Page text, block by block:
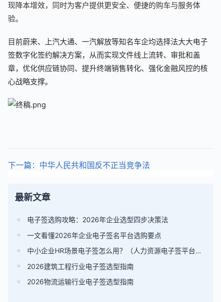
现降本增效，同时为客户提供更安全、便捷的购车与服务体
验。
目前蔚来、上汽大通、一汽解放等知名车企均选择法大大电子
签数字化签约解决方案，从而实现文件线上流转、审批和盖
章，优化供应链协同、提升终端销售转化、强化金融风控的核
心战略支撑。
下一篇：中华人民共和国反不正当竞争法
最新文章
电子签选购攻略：2026年企业选型四步决策法
一文看懂2026年企业电子签名平台选购要点
中小企业HR场景电子签怎么用？（人力资源电子签平台选型指南）
2026建筑工程行业电子签选型指南
2026物流运输行业电子签选型指南